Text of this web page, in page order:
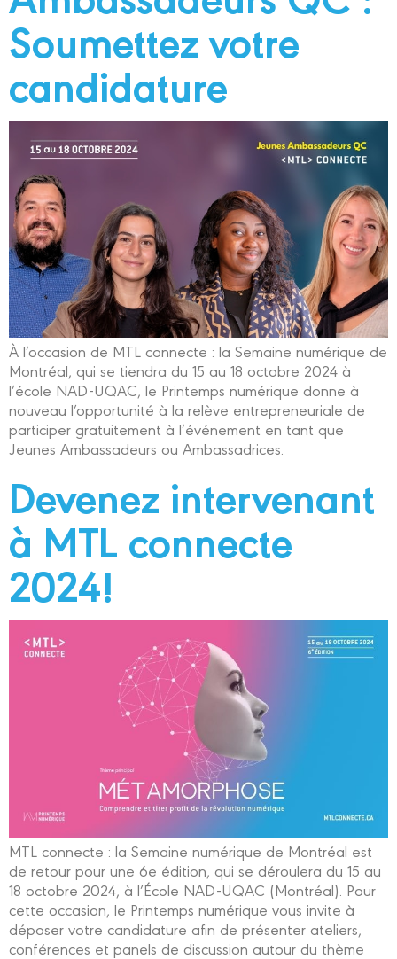
Soumettez votre
candidature
À l’occasion de MTL connecte : la Semaine numérique de
Montréal, qui se tiendra du 15 au 18 octobre 2024 à
l’école NAD-UQAC, le Printemps numérique donne à
nouveau l’opportunité à la relève entrepreneuriale de
participer gratuitement à l’événement en tant que
Jeunes Ambassadeurs ou Ambassadrices.
Devenez intervenant
à MTL connecte
2024!
MTL connecte : la Semaine numérique de Montréal est
de retour pour une 6e édition, qui se déroulera du 15 au
18 octobre 2024, à l’École NAD-UQAC (Montréal). Pour
cette occasion, le Printemps numérique vous invite à
déposer votre candidature afin de présenter ateliers,
conférences et panels de discussion autour du thème